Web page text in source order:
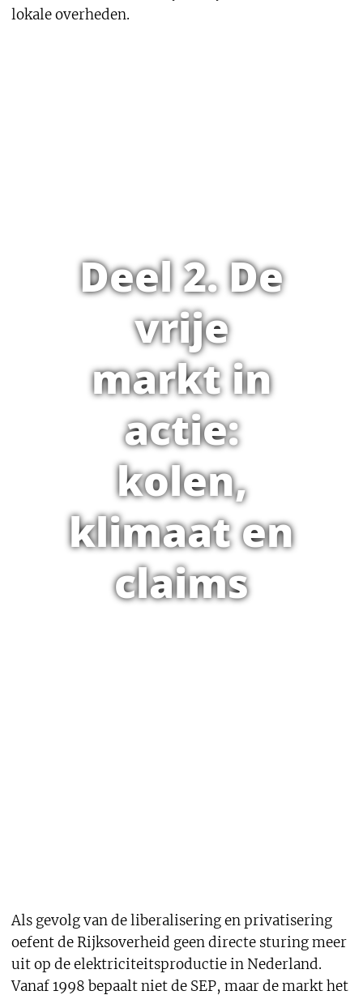
lokale overheden.
Deel 2. De
vrije
markt in
actie:
kolen,
klimaat en
claims
Als gevolg van de liberalisering en privatisering
oefent de Rijksoverheid geen directe sturing meer
uit op de elektriciteitsproductie in Nederland.
Vanaf 1998 bepaalt niet de SEP, maar de markt het